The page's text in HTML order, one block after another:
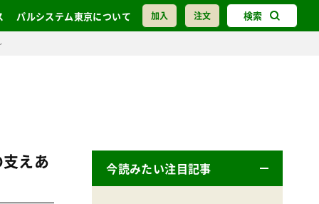
加入 注文 検索
パルシステム東京について
えあ
今読みたい注目記事